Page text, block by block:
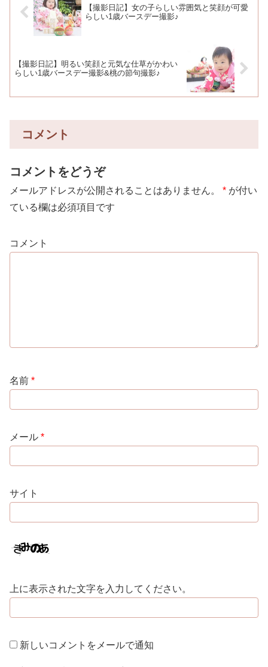
【撮影日記】女の子らしい雰囲気と笑顔が可愛
らしい1歳バースデー撮影♪
【撮影日記】明るい笑顔と元気な仕草がかわい
らしい1歳バースデー撮影&桃の節句撮影♪
コメント
コメントをどうぞ
メールアドレスが公開されることはありません。 * が付い
ている欄は必須項目です
コメント
名前 *
メール *
サイト
上に表示された文字を入力してください。
新しいコメントをメールで通知